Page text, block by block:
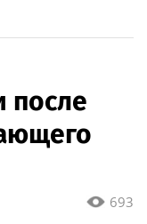
после
693